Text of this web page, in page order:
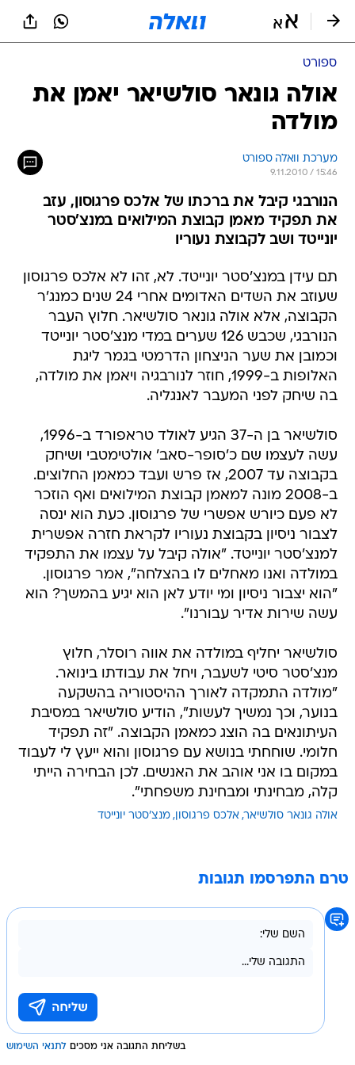
ספורט
אולה גונאר סולשיאר יאמן את
מולדה
מערכת וואלה ספורט
9.11.2010 / 15:46
הנורבגי קיבל את ברכתו של אלכס פרגוסון, עזב
את תפקיד מאמן קבוצת המילואים במנצ'סטר
יונייטד ושב לקבוצת נעוריו
תם עידן במנצ'סטר יונייטד. לא, זהו לא אלכס פרגוסון
שעוזב את השדים האדומים אחרי 24 שנים כמנג'ר
הקבוצה, אלא אולה גונאר סולשיאר. חלוץ העבר
הנורבגי, שכבש 126 שערים במדי מנצ'סטר יונייטד
וכמובן את שער הניצחון הדרמטי בגמר ליגת
האלופות ב-1999, חוזר לנורבגיה ויאמן את מולדה,
בה שיחק לפני המעבר לאנגליה.
סולשיאר בן ה-37 הגיע לאולד טראפורד ב-1996,
עשה לעצמו שם כ'סופר-סאב' אולטימטבי ושיחק
בקבוצה עד 2007, אז פרש ועבד כמאמן החלוצים.
ב-2008 מונה למאמן קבוצת המילואים ואף הוזכר
לא פעם כיורש אפשרי של פרגוסון. כעת הוא ינסה
לצבור ניסיון בקבוצת נעוריו לקראת חזרה אפשרית
למנצ'סטר יונייטד. "אולה קיבל על עצמו את התפקיד
במולדה ואנו מאחלים לו בהצלחה", אמר פרגוסון.
"הוא יצבור ניסיון ומי יודע לאן הוא יגיע בהמשך? הוא
עשה שירות אדיר עבורנו".
סולשיאר יחליף במולדה את אווה רוסלר, חלוץ
מנצ'סטר סיטי לשעבר, ויחל את עבודתו בינואר.
"מולדה התמקדה לאורך ההיסטוריה בהשקעה
בנוער, וכך נמשיך לעשות", הודיע סולשיאר במסיבת
העיתונאים בה הוצג כמאמן הקבוצה. "זה תפקיד
חלומי. שוחחתי בנושא עם פרגוסון והוא ייעץ לי לעבוד
במקום בו אני אוהב את האנשים. לכן הבחירה הייתי
קלה, מבחינתי ומבחינת משפחתי".
אולה גונאר סולשיאר אלכס פרגוסון מנצ'סטר יונייטד
טרם התפרסמו תגובות
בשליחת התגובה אני מסכים לתנאי השימוש